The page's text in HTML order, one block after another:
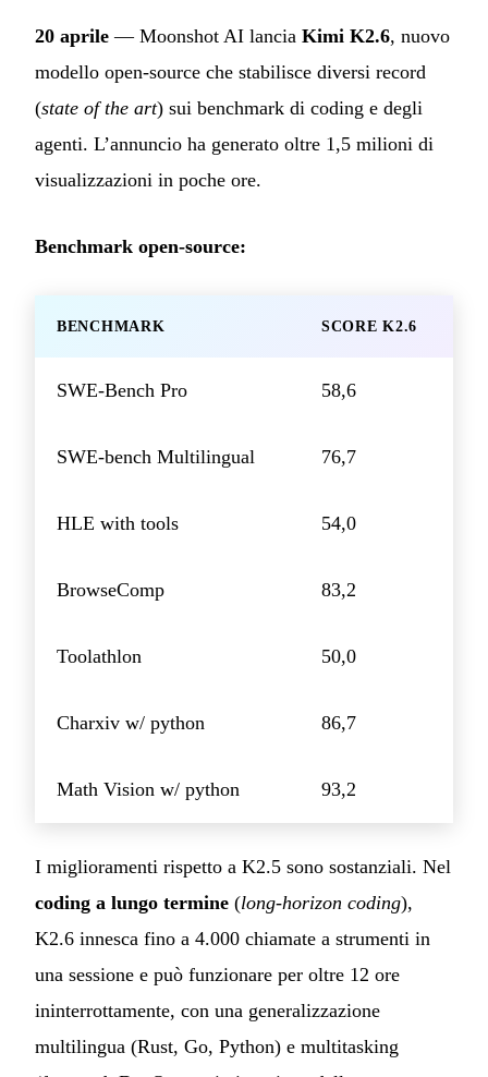
20 aprile — Moonshot AI lancia Kimi K2.6, nuovo
modello open-source che stabilisce diversi record
(state of the art) sui benchmark di coding e degli
agenti. L’annuncio ha generato oltre 1,5 milioni di
visualizzazioni in poche ore.
Benchmark open-source:
BENCHMARK SCORE K2.6
SWE-Bench Pro 58,6
SWE-bench Multilingual 76,7
HLE with tools 54,0
BrowseComp 83,2
Toolathlon 50,0
Charxiv w/ python 86,7
Math Vision w/ python 93,2
I miglioramenti rispetto a K2.5 sono sostanziali. Nel
coding a lungo termine (long-horizon coding),
K2.6 innesca fino a 4.000 chiamate a strumenti in
una sessione e può funzionare per oltre 12 ore
ininterrottamente, con una generalizzazione
multilingua (Rust, Go, Python) e multitasking